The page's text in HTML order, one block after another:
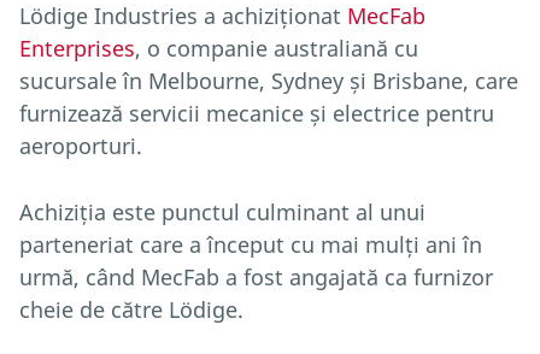
Lödige Industries a achiziționat MecFab
Enterprises, o companie australiană cu
sucursale în Melbourne, Sydney și Brisbane, care
furnizează servicii mecanice și electrice pentru
aeroporturi.
Achiziția este punctul culminant al unui
parteneriat care a început cu mai mulți ani în
urmă, când MecFab a fost angajată ca furnizor
cheie de către Lödige.